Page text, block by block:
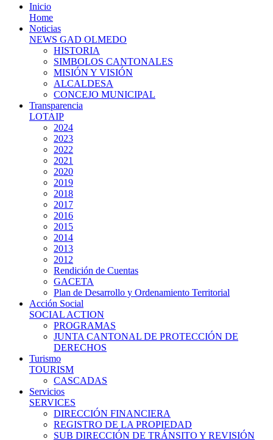
Inicio
Home
Noticias
NEWS GAD OLMEDO
HISTORIA
SIMBOLOS CANTONALES
MISIÓN Y VISIÓN
ALCALDESA
CONCEJO MUNICIPAL
Transparencia
LOTAIP
2024
2023
2022
2021
2020
2019
2018
2017
2016
2015
2014
2013
2012
Rendición de Cuentas
GACETA
Plan de Desarrollo y Ordenamiento Territorial
Acción Social
SOCIAL ACTION
PROGRAMAS
JUNTA CANTONAL DE PROTECCIÓN DE
DERECHOS
Turismo
TOURISM
CASCADAS
Servicios
SERVICES
DIRECCIÓN FINANCIERA
REGISTRO DE LA PROPIEDAD
SUB DIRECCIÓN DE TRÁNSITO Y REVISIÓN